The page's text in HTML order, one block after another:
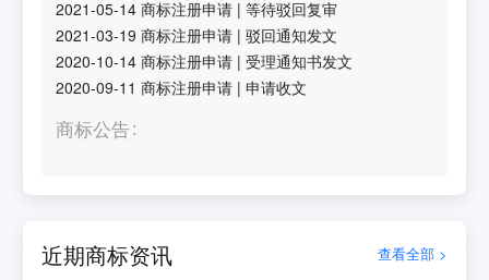
2021-05-14 商标注册申请 |等待驳回复审
2021-03-19 商标注册申请 |驳回通知发文
2020-10-14 商标注册申请 |受理通知书发文
2020-09-11 商标注册申请 |申请收文
商标公告
近期商标资讯 查看全部 >